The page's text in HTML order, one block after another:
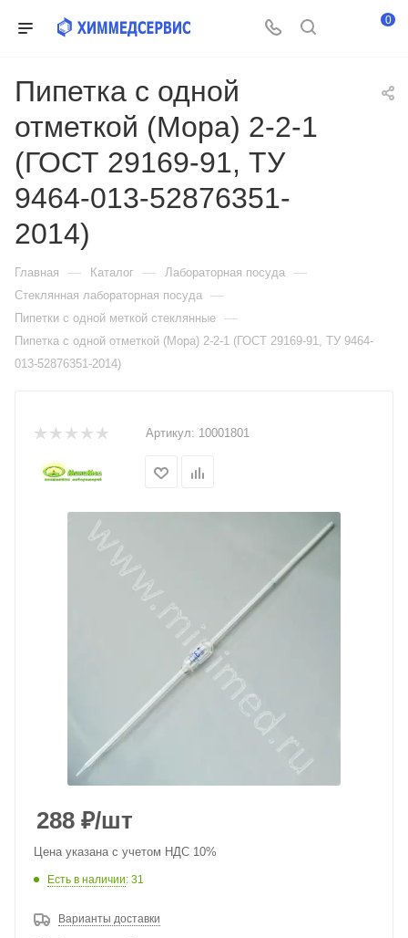
0
Пипетка с одной
отметкой (Мора) 2-2-1
(ГОСТ 29169-91, ТУ
9464-013-52876351-
2014)
Главная — Каталог — Лабораторная посуда —
Стеклянная лабораторная посуда —
Пипетки с одной меткой стеклянные —
Пипетка с одной отметкой (Мора) 2-2-1 (ГОСТ 29169-91, ТУ 9464-
013-52876351-2014)
Артикул: 10001801
288 ₽/шт
Цена указана с учетом НДС 10%
Есть в наличии: 31
Варианты доставки